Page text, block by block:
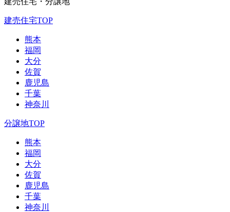
建売住宅TOP
熊本
福岡
大分
佐賀
鹿児島
千葉
神奈川
分譲地TOP
熊本
福岡
大分
佐賀
鹿児島
千葉
神奈川